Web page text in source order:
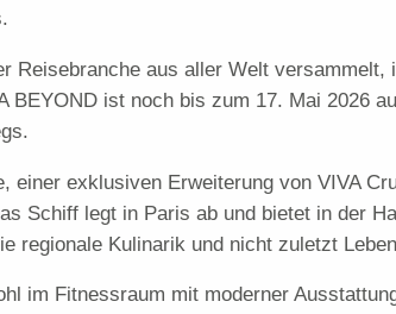
Reisebranche aus aller Welt
BEYOND ist noch bis zum 17. Mai 2026
einer exklusiven Erweiterung von VIVA
Schiff legt in Paris ab und bietet in der
regionale Kulinarik und nicht zuletzt
im Fitnessraum mit moderner